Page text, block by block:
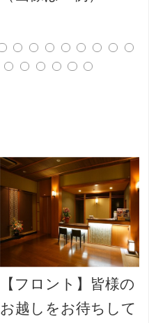
【フロント】皆様の
お越しをお待ちして